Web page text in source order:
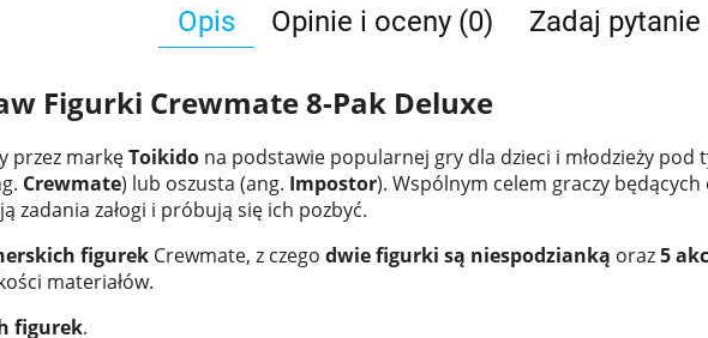
Opis Opinie i oceny (0) Zadaj pytanie
Figurki Crewmate 8-Pak Deluxe
przez markęToikido na podstawie popularnej gry dla dzieci i młodzieży pod
Crewmate) lub oszusta (ang. Impostor). Wspólnym celem graczy
zadania załogi i próbują się ich pozbyć.
figurek Crewmate, z czego dwie figurki są niespodzianką oraz5
materiałów.
figurek.